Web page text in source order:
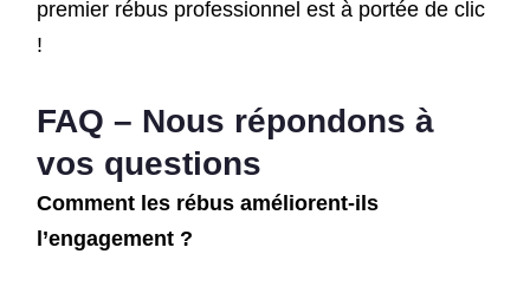
premier rébus professionnel est à portée de clic
!
FAQ – Nous répondons à
vos questions
Comment les rébus améliorent-ils
l’engagement ?